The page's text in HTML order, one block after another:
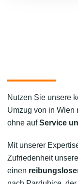
Nutzen Sie unsere
Umzug von in Wien
ohne aufService
Mit unserer
Zufriedenheit
einen